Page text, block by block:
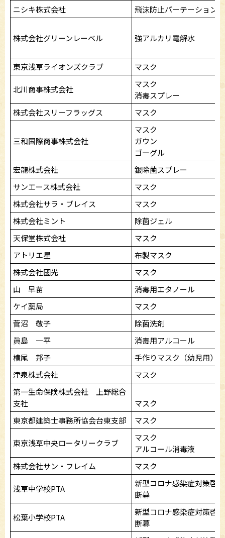
ニシキ株式会社
飛沫防止パーテーション
株式会社グリーンレーベル 強アルカリ電解水
東京浅草ライオンズクラブ マスク
北川商事株式会社
マスク
消毒スプレー
株式会社スリーフラッグス
マスク
三和国際商事株式会社
マスク
ガウン
ゴーグル
宏龍株式会社
銀除菌スプレー
サンエース株式会社
マスク
株式会社サラ・ブレイス
マスク
株式会社ミント
除菌ジェル
天保堂株式会社
マスク
アトリエ星
布製マスク
株式会社國光
マスク
山 早苗
消毒用エタノール
ケイ薬局
マスク
菅沼 敬子
除菌洗剤
眞島 一平
消毒用アルコール
横尾 邦子
手作りマスク（幼児用）
津泉株式会社
マスク
第一生命保険株式会社 上野総合
支社
マスク
東京都建築士事務所協会台東支部
マスク
東京浅草中央ロータリークラブ
マスク
アルコール消毒液
株式会社サン・フレイム
マスク
浅草中学校PTA
新型コロナ感染症対策啓
断幕
松葉小学校PTA
新型コロナ感染症対策啓
断幕